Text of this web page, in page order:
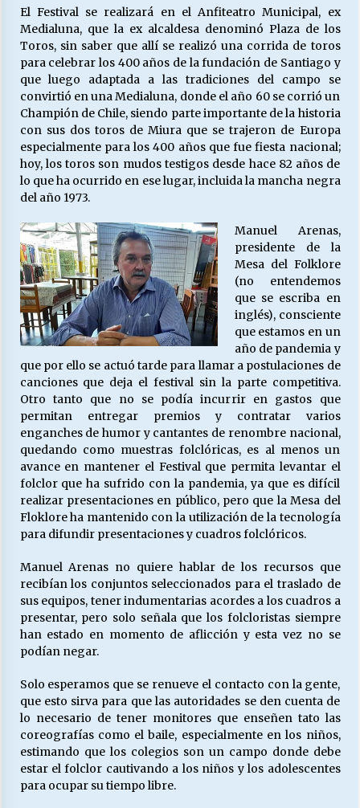
S.O.S. a los ricos, Save Our Souls (Salvar
Nuestras Almas)
30/04/2026
¿Asesores con doble sueldo?
18/04/2026
Chile y sus segmentos de la riqueza
06/04/2026
El Festival se realizará en el Anfiteatro Municipal, ex
Medialuna, que la ex alcaldesa denominó Plaza de los
Toros, sin saber que allí se realizó una corrida de toros
para celebrar los 400 años de la fundación de Santiago y
que luego adaptada a las tradiciones del campo se
convirtió en una Medialuna, donde el año 60 se corrió un
Champión de Chile, siendo parte importante de la historia
con sus dos toros de Miura que se trajeron de Europa
especialmente para los 400 años que fue fiesta nacional;
hoy, los toros son mudos testigos desde hace 82 años de
lo que ha ocurrido en ese lugar, incluida la mancha negra
del año 1973.
Manuel Arenas,
presidente de la
Mesa del Folklore
(no entendemos
que se escriba en
inglés), consciente
que estamos en un
año de pandemia y
que por ello se actuó tarde para llamar a postulaciones de
canciones que deja el festival sin la parte competitiva.
Otro tanto que no se podía incurrir en gastos que
permitan entregar premios y contratar varios
enganches de humor y cantantes de renombre nacional,
quedando como muestras folclóricas, es al menos un
avance en mantener el Festival que permita levantar el
folclor que ha sufrido con la pandemia, ya que es difícil
realizar presentaciones en público, pero que la Mesa del
Floklore ha mantenido con la utilización de la tecnología
para difundir presentaciones y cuadros folclóricos.
Manuel Arenas no quiere hablar de los recursos que
recibían los conjuntos seleccionados para el traslado de
sus equipos, tener indumentarias acordes a los cuadros a
presentar, pero solo señala que los folcloristas siempre
han estado en momento de aflicción y esta vez no se
podían negar.
Solo esperamos que se renueve el contacto con la gente,
que esto sirva para que las autoridades se den cuenta de
lo necesario de tener monitores que enseñen tato las
coreografías como el baile, especialmente en los niños,
estimando que los colegios son un campo donde debe
estar el folclor cautivando a los niños y los adolescentes
para ocupar su tiempo libre.